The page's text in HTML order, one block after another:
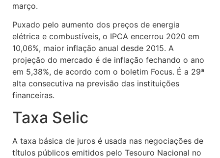
março.
Puxado pelo aumento dos preços de energia
elétrica e combustíveis, o IPCA encerrou 2020 em
10,06%, maior inflação anual desde 2015. A
projeção do mercado é de inflação fechando o ano
em 5,38%, de acordo com o boletim Focus. É a 29ª
alta consecutiva na previsão das instituições
financeiras.
Taxa Selic
A taxa básica de juros é usada nas negociações de
títulos públicos emitidos pelo Tesouro Nacional no